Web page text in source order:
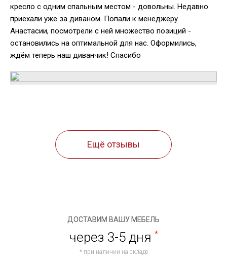
кресло с одним спальным местом - довольны. Недавно
приехали уже за диваном. Попали к менеджеру
Анастасии, посмотрели с ней множество позиций -
остановились на оптимальной для нас. Оформились,
ждём теперь наш диванчик! Спасибо
Ещё отзывы
ДОСТАВИМ ВАШУ МЕБЕЛЬ
через 3-5 дня *
* при наличии на складе